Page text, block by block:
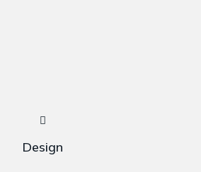
Design